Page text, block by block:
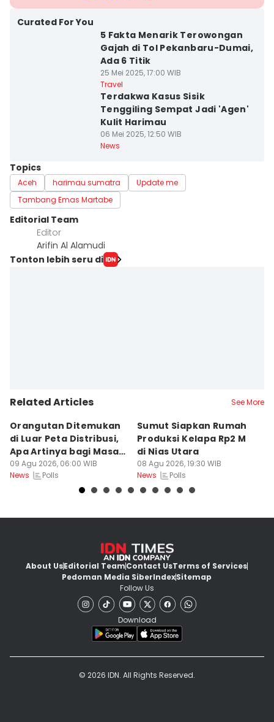
Curated For You
5 Fakta Menarik Terowongan
Gajah di Tol Pekanbaru-Dumai,
Ada 6 Titik
25 Mei 2025, 17:00 WIB
Travel
Terdakwa Kasus Sisik
Tenggiling Sempat Jadi 'Agen'
Kulit Harimau
06 Mei 2025, 12:50 WIB
News
Topics
Aceh harimau sumatra
Update me
Tambang Emas Martabe
Editorial Team
Editor
Arifin Al Alamudi
Tonton lebih seru di
Related Articles See More
Orangutan Ditemukan
di Luar Peta Distribusi,
Apa Artinya bagi Masa
Depan Konservasi?
09 Agu 2026, 06:00 WIB
News
Polls
Sumut Siapkan Rumah
Produksi Kelapa Rp2 M
di Nias Utara
08 Agu 2026, 19:30 WIB
News
Polls
About UsEditorial TeamContact UsTerms of Services
Pedoman Media SiberIndexSitemap
Follow Us
Download
© 2026 IDN. All Rights Reserved.